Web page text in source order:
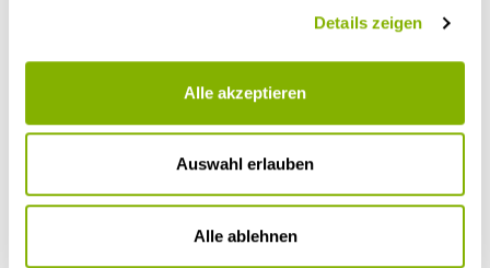
Details zeigen
Alle akzeptieren
Auswahl erlauben
Alle ablehnen